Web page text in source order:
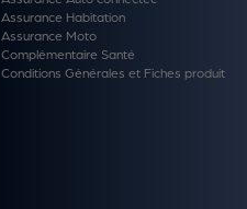
Assurance Habitation
Assurance Moto
Complémentaire Santé
Conditions Générales et Fiches produit